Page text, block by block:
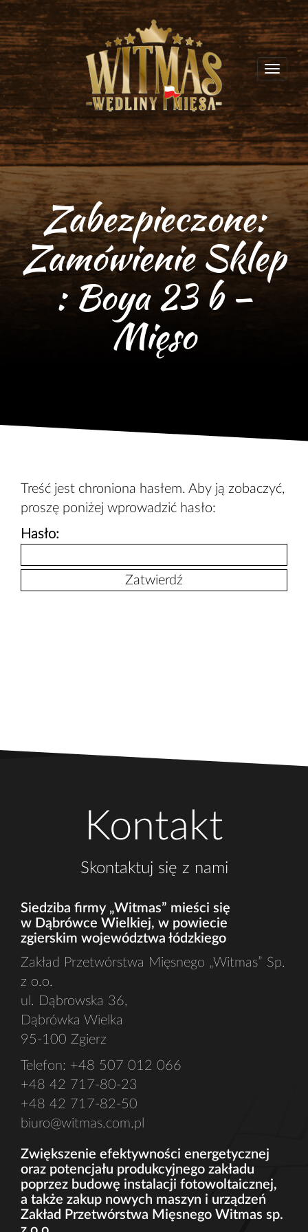
Zabezpieczone:
Zamówienie Sklep
: Boya 23 b –
Mięso
Treść jest chroniona hasłem. Aby ją zobaczyć,
proszę poniżej wprowadzić hasło:
Hasło:
Kontakt
Skontaktuj się z nami
Siedziba firmy „Witmas” mieści się
w Dąbrówce Wielkiej, w powiecie
zgierskim województwa łódzkiego
Zakład Przetwórstwa Mięsnego „Witmas” Sp.
z o.o.
ul. Dąbrowska 36,
Dąbrówka Wielka
95-100 Zgierz
Telefon: +48 507 012 066
+48 42 717-80-23
+48 42 717-82-50
biuro@witmas.com.pl
Zwiększenie efektywności energetycznej
oraz potencjału produkcyjnego zakładu
poprzez budowę instalacji fotowoltaicznej,
a także zakup nowych maszyn i urządzeń
Zakład Przetwórstwa Mięsnego Witmas sp.